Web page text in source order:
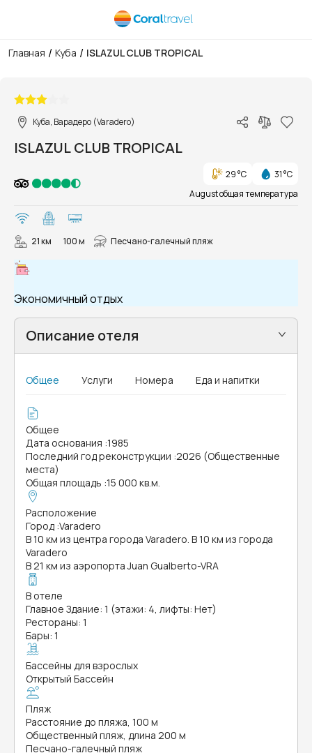
Главная / Куба / ISLAZUL CLUB TROPICAL
Куба, Варадеро (Varadero)
ISLAZUL CLUB TROPICAL
29 °C
31 °C
August общая температура
21 км 100 м Песчано-галечный пляж
Экономичный отдых
Описание отеля
Общее Услуги Номера Еда и напитки
Общее
Дата основания :1985
Последний год реконструкции :2026 (Общественные
места)
Общая площадь :15 000 кв.м.
Расположение
Город :Varadero
В 10 км из центра города Varadero. В 10 км из города
Varadero
В 21 км из аэропорта Juan Gualberto-VRA
В отеле
Главное Здание: 1 (этажи: 4, лифты: Нет)
Рестораны: 1
Бары: 1
Бассейны для взрослых
Открытый Бассейн
Пляж
Расстояние до пляжа, 100 м
Общественный пляж, длина 200 м
Песчано-галечный пляж